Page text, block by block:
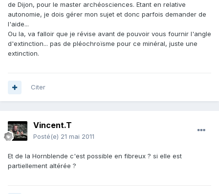
de Dijon, pour le master archéosciences. Etant en relative
autonomie, je dois gérer mon sujet et donc parfois demander de
l'aide...
Ou la, va falloir que je révise avant de pouvoir vous fournir l'angle
d'extinction... pas de pléochroïsme pour ce minéral, juste une
extinction.
Citer
Vincent.T
Posté(e) 21 mai 2011
Et de la Hornblende c'est possible en fibreux ? si elle est
partiellement altérée ?